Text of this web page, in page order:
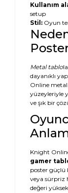
Kullanım
setup
Stil: Oyun
Metal tablo
dayanıklı
Online
yüzeyleriyle
ve şık bir
Knight
gamer
poster
veya sürpriz
değeri